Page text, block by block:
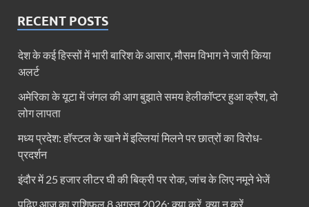
RECENT POSTS
देश के कई हिस्सों में भारी बारिश के आसार, मौसम विभाग ने जारी किया
अलर्ट
अमेरिका के यूटा में जंगल की आग बुझाते समय हेलीकॉप्टर हुआ क्रैश, दो
लोग लापता
मध्य प्रदेश: हॉस्टल के खाने में इल्लियां मिलने पर छात्रों का विरोध-
प्रदर्शन
इंदौर में 25 हजार लीटर घी की बिक्री पर रोक, जांच के लिए नमूने भेजें
पढ़िए आज का राशिफल 8 अगस्त 2026: क्या करें, क्या न करें…